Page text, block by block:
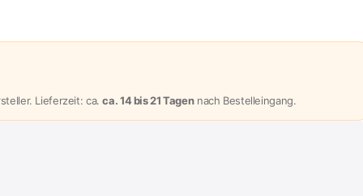
Lieferzeit: ca.ca. 14 bis 21 Tagennach Bestelleingang.